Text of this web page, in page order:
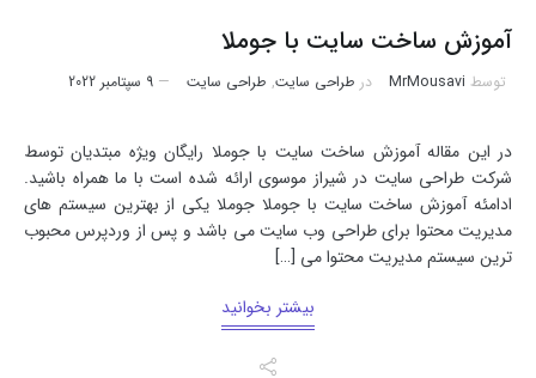
آموزش ساخت سایت با جوملا
توسط MrMousavi در طراحی سایت, طراحی سایت 9 سپتامبر 2022
در این مقاله آموزش ساخت سایت با جوملا رایگان ویژه مبتدیان توسط
شرکت طراحی سایت در شیراز موسوی ارائه شده است با ما همراه باشید.
ادامئه آموزش ساخت سایت با جوملا جوملا یکی از بهترین سیستم های
مدیریت محتوا برای طراحی وب سایت می باشد و پس از وردپرس محبوب
ترین سیستم مدیریت محتوا می […]
بیشتر بخوانید